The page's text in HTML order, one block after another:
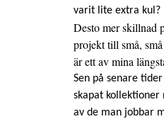
varit lite extra kul?
Desto mer skillnad
projekt till små,
är ett av mina
Sen på senare
skapat
av de man jobbar